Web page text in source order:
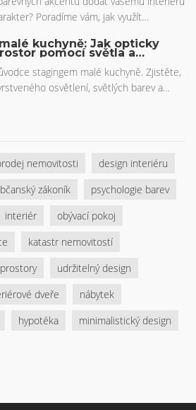
Poradíme vám, jak využít
harmonického a živého domova.
kuchyně: Jak opticky
pomocí světla a
stagingem malé kuchyně. Zjistěte,
osvětlení, světlých barev a
nemovitosti
design interiéru
zákoník
psychologie barev
interiér
obývací pokoj
katastr nemovitostí
udržitelný design
dveře
nábytek
hypotéka minimalistický design